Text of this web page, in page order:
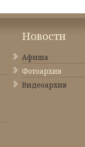
Новости
Афиша
Фотоархив
Видеоархив